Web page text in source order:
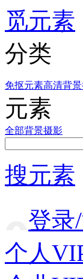
觅元素
分类
免抠元素高清背景
元素
全部背景摄影
搜元素
登录
个人